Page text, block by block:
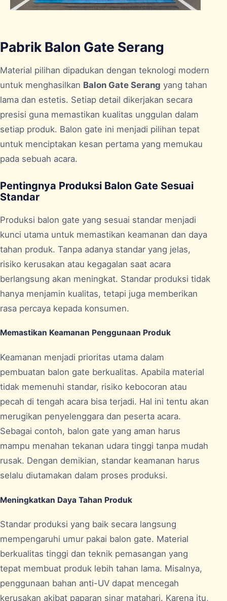
Pabrik Balon Gate Serang
Material pilihan dipadukan dengan teknologi modern
untuk menghasilkan Balon Gate Serang yang tahan
lama dan estetis. Setiap detail dikerjakan secara
presisi guna memastikan kualitas unggulan dalam
setiap produk. Balon gate ini menjadi pilihan tepat
untuk menciptakan kesan pertama yang memukau
pada sebuah acara.
Pentingnya Produksi Balon Gate Sesuai
Standar
Produksi balon gate yang sesuai standar menjadi
kunci utama untuk memastikan keamanan dan daya
tahan produk. Tanpa adanya standar yang jelas,
risiko kerusakan atau kegagalan saat acara
berlangsung akan meningkat. Standar produksi tidak
hanya menjamin kualitas, tetapi juga memberikan
rasa percaya kepada konsumen.
Memastikan Keamanan Penggunaan Produk
Keamanan menjadi prioritas utama dalam
pembuatan balon gate berkualitas. Apabila material
tidak memenuhi standar, risiko kebocoran atau
pecah di tengah acara bisa terjadi. Hal ini tentu akan
merugikan penyelenggara dan peserta acara.
Sebagai contoh, balon gate yang aman harus
mampu menahan tekanan udara tinggi tanpa mudah
rusak. Dengan demikian, standar keamanan harus
selalu diutamakan dalam proses produksi.
Meningkatkan Daya Tahan Produk
Standar produksi yang baik secara langsung
mempengaruhi umur pakai balon gate. Material
berkualitas tinggi dan teknik pemasangan yang
tepat membuat produk lebih tahan lama. Misalnya,
penggunaan bahan anti-UV dapat mencegah
kerusakan akibat paparan sinar matahari. Karena itu,